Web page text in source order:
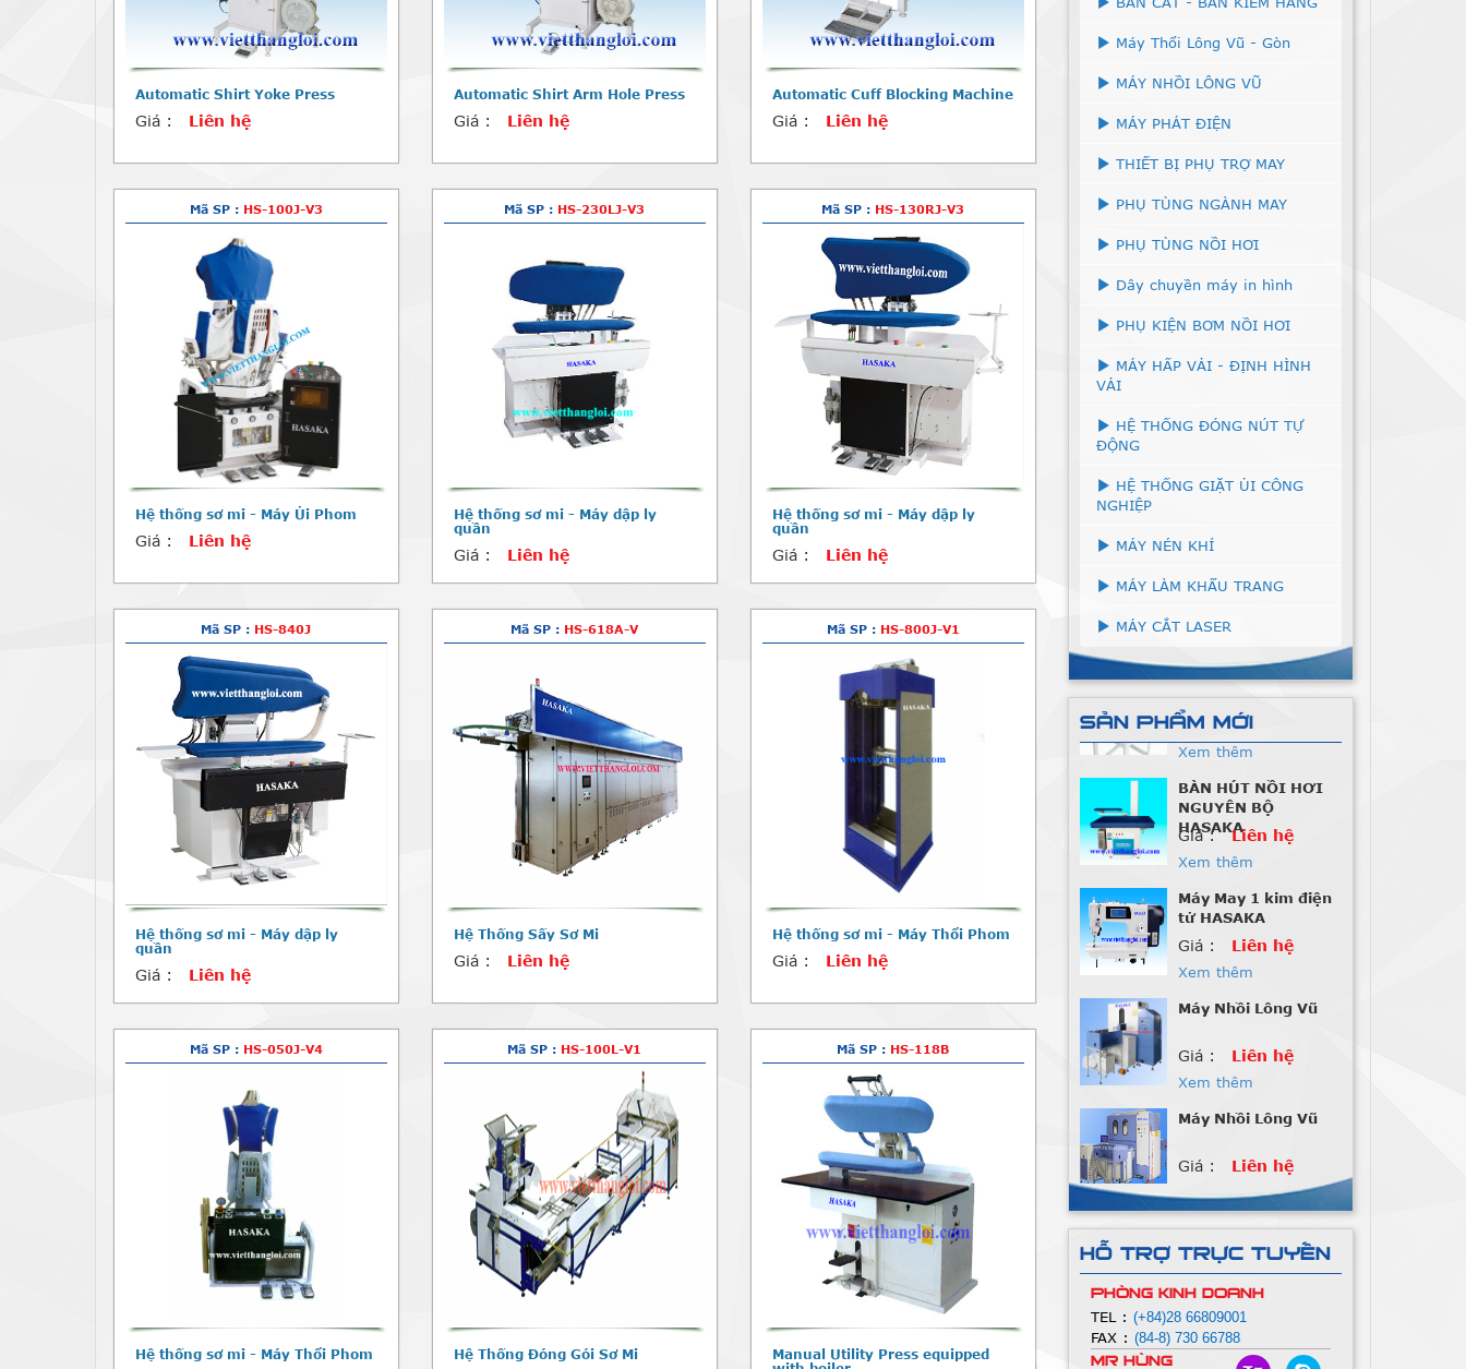
Automatic Shirt Yoke Press
Giá : Liên hệ
Automatic Shirt Arm Hole Press
Giá : Liên hệ
Automatic Cuff Blocking Machine
Giá : Liên hệ
Mã SP : HS-100J-V3
Hệ thống sơ mi - Máy Ủi Phom
Giá : Liên hệ
Mã SP : HS-230LJ-V3
Hệ thống sơ mi - Máy dập ly
quần
Giá : Liên hệ
Mã SP : HS-130RJ-V3
Hệ thống sơ mi - Máy dập ly
quần
Giá : Liên hệ
Mã SP : HS-840J
Hệ thống sơ mi - Máy dập ly
quần
Giá : Liên hệ
Mã SP : HS-618A-V
Hệ Thống Sấy Sơ Mi
Giá : Liên hệ
Mã SP : HS-800J-V1
Hệ thống sơ mi - Máy Thổi Phom
Giá : Liên hệ
Mã SP : HS-050J-V4
Hệ thống sơ mi - Máy Thổi Phom
Mã SP : HS-100L-V1
Hệ Thống Đóng Gói Sơ Mi
Mã SP : HS-118B
Manual Utility Press equipped
Máy Thổi Lông Vũ - Gòn
MÁY NHỒI LÔNG VŨ
MÁY PHÁT ĐIỆN
THIẾT BỊ PHỤ TRỢ MAY
PHỤ TÙNG NGÀNH MAY
PHỤ TÙNG NỒI HƠI
Dây chuyền máy in hình
PHỤ KIỆN BƠM NỒI HƠI
MÁY HẤP VẢI - ĐỊNH HÌNH
VẢI
HỆ THỐNG ĐÓNG NÚT TỰ
ĐỘNG
HỆ THỐNG GIẶT ỦI CÔNG
NGHIỆP
MÁY NÉN KHÍ
MÁY LÀM KHẨU TRANG
MÁY CẮT LASER
SẢN PHẨM MỚI
BÀN HÚT NỒI HƠI
NGUYÊN BỘ
HASAKA
Giá : Liên hệ
Xem thêm
Máy May 1 kim điện
Giá : Liên hệ
Xem thêm
Máy Nhồi Lông Vũ
Xem thêm
Máy Nhồi Lông Vũ
Xem thêm
Máy Nhồi Lông Vũ
2P-6G
Giá : Liên hệ
Xem thêm
Máy Nhồi Lông Vũ
Liên hệ
HỖ TRỢ TRỰC TUYẾN
PHÒNG KINH DOANH
TEL : (+84)28 66809001
FAX : (84-8) 730 66788
Mr Hùng